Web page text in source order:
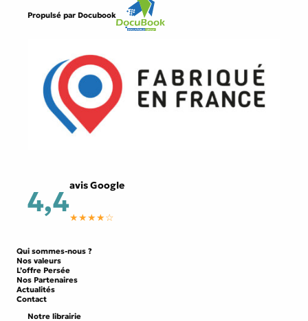
Propulsé par Docubook
4,4avis Google
★★★★☆
Qui sommes-nous ?
Nos valeurs
L’offre Persée
Nos Partenaires
Actualités
Contact
Notre librairie